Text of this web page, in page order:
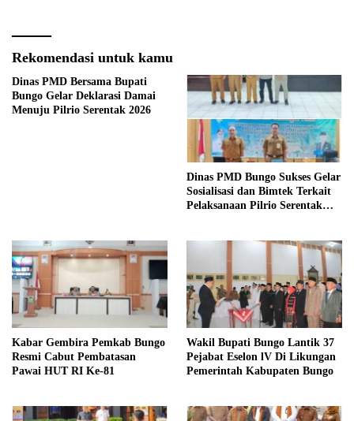
Rekomendasi untuk kamu
Dinas PMD Bersama Bupati
Bungo Gelar Deklarasi Damai
Menuju Pilrio Serentak 2026
Dinas PMD Bungo Sukses Gelar
Sosialisasi dan Bimtek Terkait
Pelaksanaan Pilrio Serentak
Kabar Gembira Pemkab Bungo
Resmi Cabut Pembatasan
Pawai HUT RI Ke-81
Wakil Bupati Bungo Lantik 37
Pejabat Eselon lV Di Likungan
Pemerintah Kabupaten Bungo